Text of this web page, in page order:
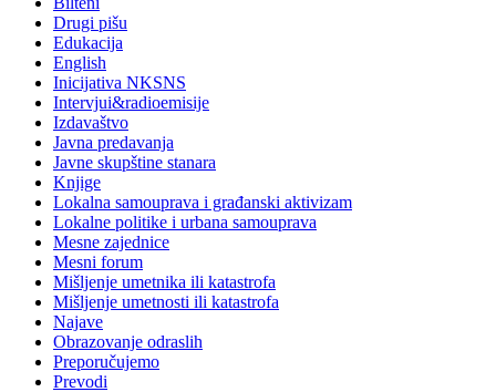
Drugi pišu
Edukacija
English
Inicijativa NKSNS
Intervjui&radioemisije
Izdavaštvo
Javna predavanja
Javne skupštine stanara
Knjige
Lokalna samouprava i građanski aktivizam
Lokalne politike i urbana samouprava
Mesne zajednice
Mesni forum
Mišljenje umetnika ili katastrofa
Mišljenje umetnosti ili katastrofa
Najave
Obrazovanje odraslih
Preporučujemo
Prevodi